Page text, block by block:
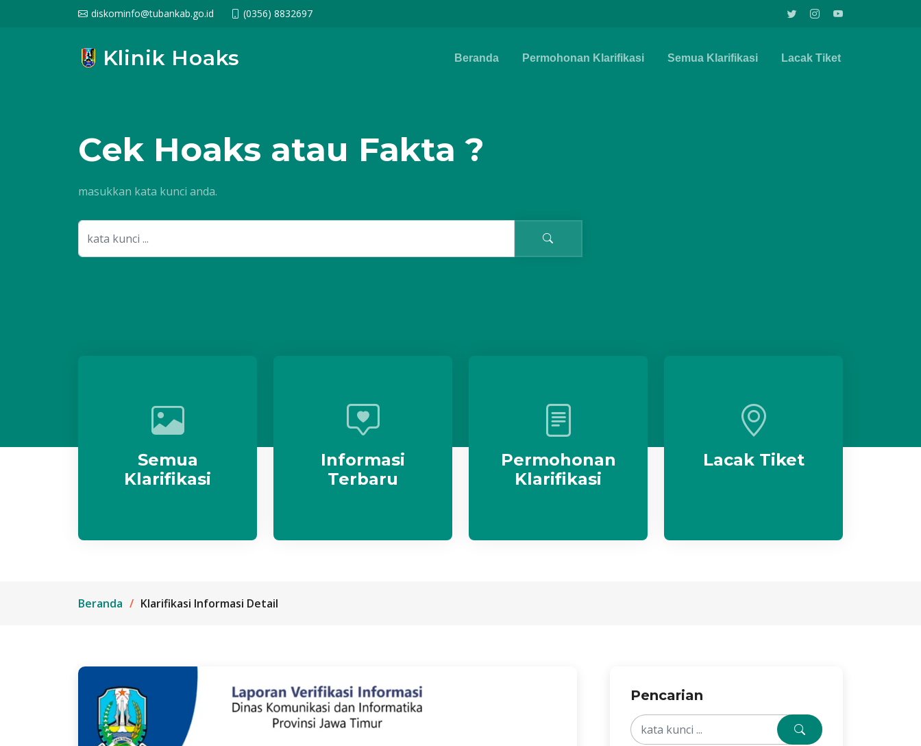
diskominfo@tubankab.go.id (0356) 8832697
Klinik Hoaks Beranda Permohonan Klarifikasi Semua Klarifikasi Lacak Tiket
Cek Hoaks atau Fakta ?
masukkan kata kunci anda.
Semua
Klarifikasi
Informasi
Terbaru
Permohonan
Klarifikasi
Lacak Tiket
Beranda Klarifikasi Informasi Detail
Pencarian